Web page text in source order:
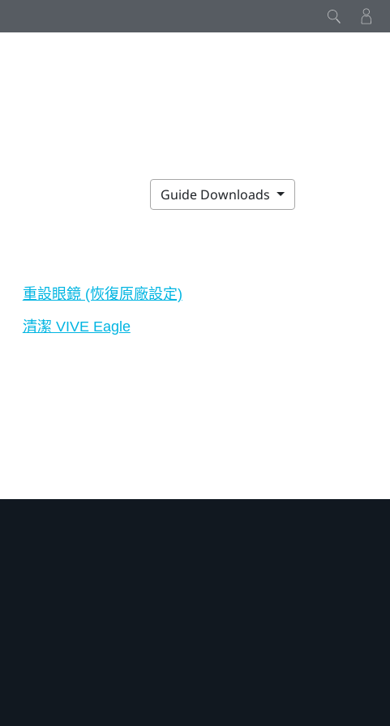
Guide Downloads
重設眼鏡 (恢復原廠設定)
清潔 VIVE Eagle